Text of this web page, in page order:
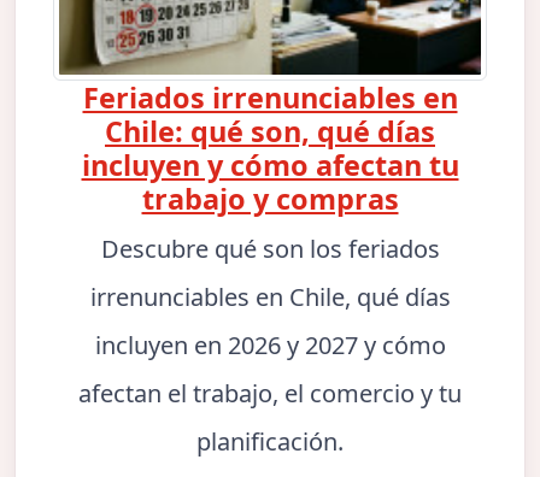
Feriados irrenunciables en
Chile: qué son, qué días
incluyen y cómo afectan tu
trabajo y compras
Descubre qué son los feriados
irrenunciables en Chile, qué días
incluyen en 2026 y 2027 y cómo
afectan el trabajo, el comercio y tu
planificación.